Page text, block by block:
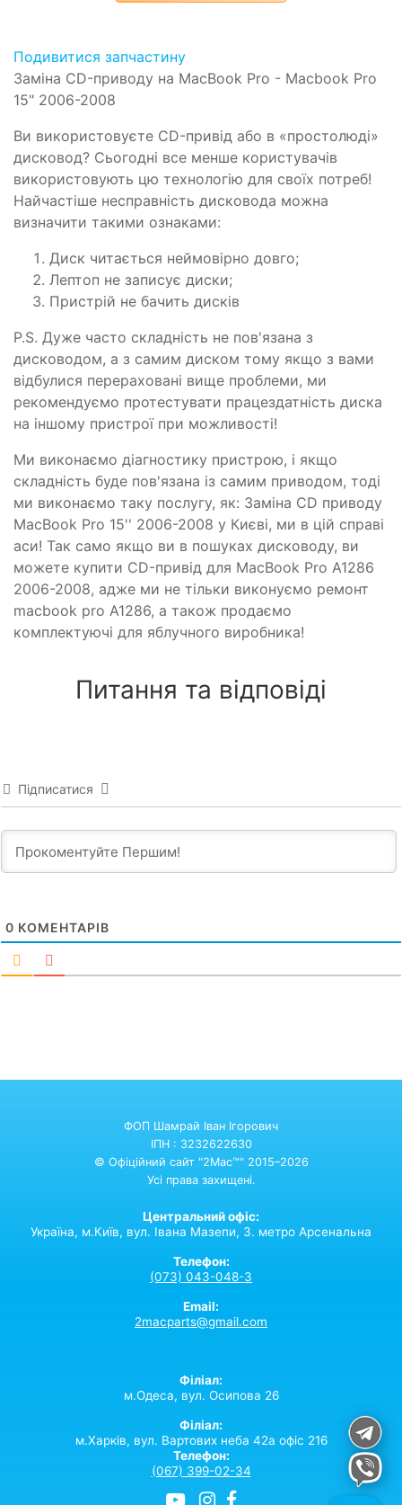
Подивитися запчастину
Заміна CD-приводу на MacBook Pro - Macbook Pro
15" 2006-2008
Ви використовуєте CD-привід або в «простолюді»
дисковод? Сьогодні все менше користувачів
використовують цю технологію для своїх потреб!
Найчастіше несправність дисковода можна
визначити такими ознаками:
Диск читається неймовірно довго;
Лептоп не записує диски;
Пристрій не бачить дисків
P.S. Дуже часто складність не пов'язана з
дисководом, а з самим диском тому якщо з вами
відбулися перераховані вище проблеми, ми
рекомендуємо протестувати працездатність диска
на іншому пристрої при можливості!
Ми виконаємо діагностику пристрою, і якщо
складність буде пов'язана із самим приводом, тоді
ми виконаємо таку послугу, як: Заміна CD приводу
MacBook Pro 15'' 2006-2008 у Києві, ми в цій справі
аси! Так само якщо ви в пошуках дисководу, ви
можете купити CD-привід для MacBook Pro A1286
2006-2008, адже ми не тільки виконуємо ремонт
macbook pro A1286, а також продаємо
комплектуючі для яблучного виробника!
Питання та відповіді
Підписатися
0 КОМЕНТАРІВ
ФОП Шамрай Іван Ігорович
ІПН : 3232622630
© Офіційний сайт "2Mac™" 2015–2026
Усі права захищені.
Центральний офіс:
Україна, м.Київ, вул. Івана Мазепи, 3. метро Арсенальна
Телефон:
(073) 043-048-3
Email:
2macparts@gmail.com
Філіал:
м.Одеса, вул. Осипова 26
Філіал:
м.Харків, вул. Вартових неба 42а офіс 216
Телефон:
(067) 399-02-34